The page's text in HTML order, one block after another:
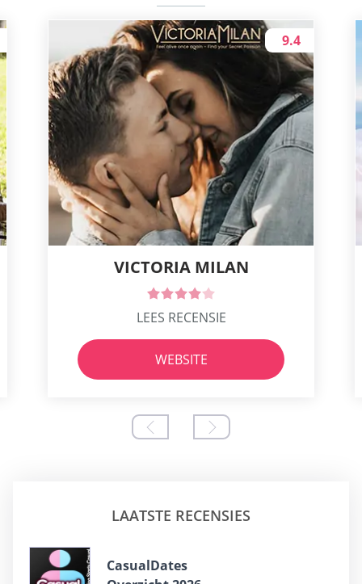
VICTORIA MILAN
9.4
LEES RECENSIE
WEBSITE
LAATSTE RECENSIES
СasualDates